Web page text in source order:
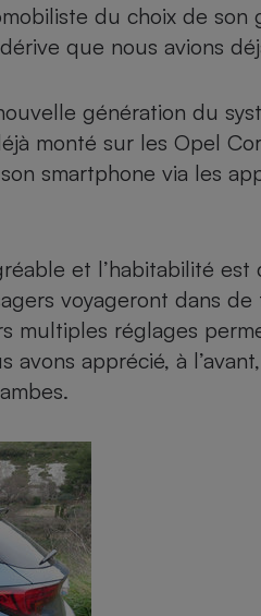
du choix de son
que nous avions
génération du
monté sur les Opel
smartphone via les
et l’habitabilité est
voyageront dans
multiples réglages
apprécié, à